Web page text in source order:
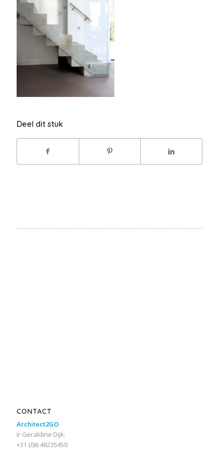
Deel dit stuk
CONTACT
Architect2GO
Ir Geraldine Dijk:
+31 (0)6 46235450